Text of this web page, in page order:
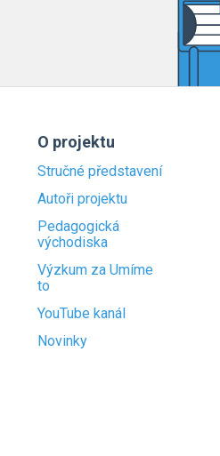
O projektu
Stručné představení
Autoři projektu
Pedagogická
východiska
Výzkum za Umíme
to
YouTube kanál
Novinky